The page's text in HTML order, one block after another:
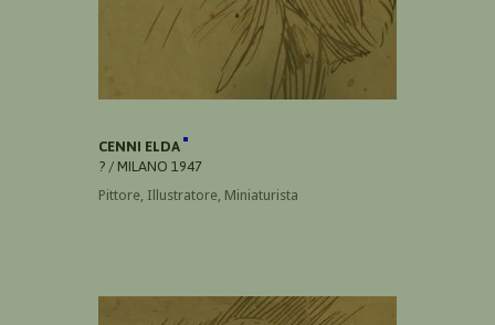
CENNI ELDA
? / MILANO 1947
Pittore, Illustratore, Miniaturista